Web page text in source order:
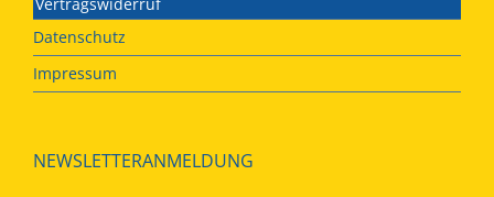
Datenschutz
Impressum
NEWSLETTERANMELDUNG